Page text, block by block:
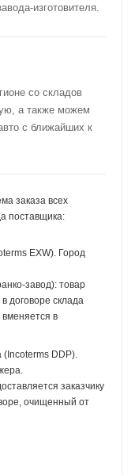
изготовителя.
со складов
а также можем
с ближайших к
заказа всех
поставщика:
EXW). Город
завод): товар
договоре склада
в
DDP).
заказчику
очищенный от